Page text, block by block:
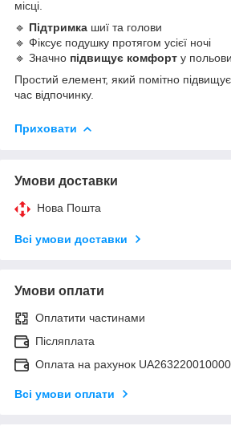
місці.
🔹 Підтримка шиї та голови
🔹 Фіксує подушку протягом усієї ночі
🔹 Значно підвищує комфорт у
Простий елемент, який помітно
час відпочинку.
Приховати
Умови доставки
Нова Пошта
Всі умови доставки
Умови оплати
Оплатити частинами
Післяплата
Оплата на рахунок
Всі умови оплати